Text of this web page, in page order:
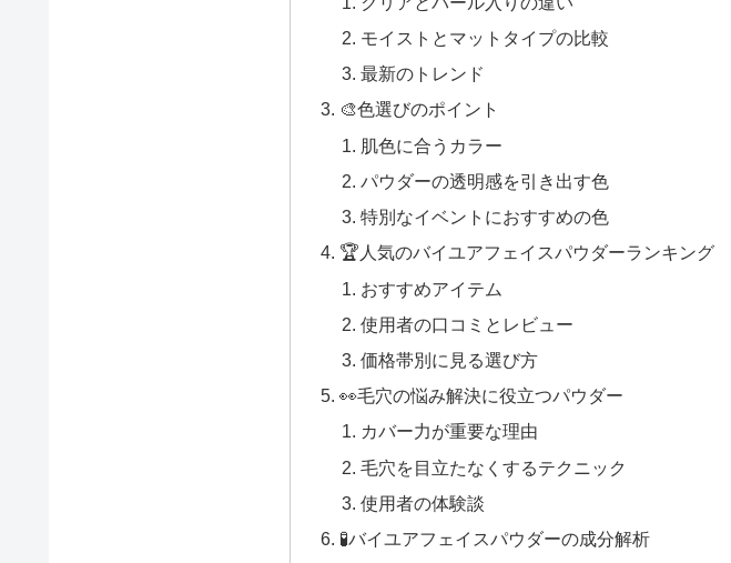
モイストとマットタイプの比較
最新のトレンド
🎨色選びのポイント
肌色に合うカラー
パウダーの透明感を引き出す色
特別なイベントにおすすめの色
🏆人気のバイユアフェイスパウダーランキング
おすすめアイテム
使用者の口コミとレビュー
価格帯別に見る選び方
👀毛穴の悩み解決に役立つパウダー
カバー力が重要な理由
毛穴を目立たなくするテクニック
使用者の体験談
🧪バイユアフェイスパウダーの成分解析